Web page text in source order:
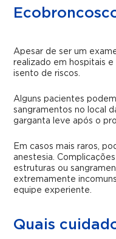
Apesar de ser um
realizado em hospitais e
isento de riscos.
Alguns pacientes
sangramentos no local
garganta leve após o
Em casos mais raros,
anestesia.
estruturas ou
extremamente
equipe experiente.
Quais